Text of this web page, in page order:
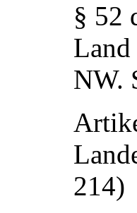
§ 52
NW.
214)